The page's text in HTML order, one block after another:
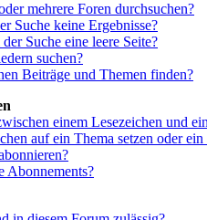
mehrere Foren durchsuchen?
Suche keine Ergebnisse?
Suche eine leere Seite?
suchen?
Beiträge und Themen finden?
einem Lesezeichen und
auf ein Thema setzen oder
Abonnements?